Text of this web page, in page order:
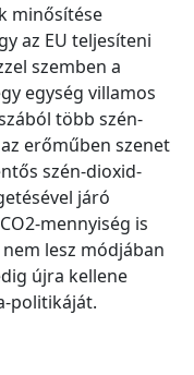
minősítése
az EU teljesíteni
szemben a
egység villamos
több szén-
erőműben szenet
szén-dioxid-
járó
mennyiség is
lesz módjában
újra kellene
politikáját.